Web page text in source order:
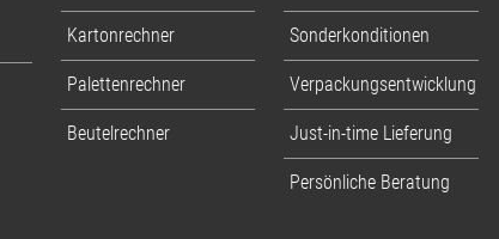
Päckchen M Paket 2 kg
Paket XS Paket XS
Päckchen Maxibrief Plus
4,4 ltr
Kartonrechner
Palettenrechner
Beutelrechner
Sonderkonditionen
Verpackungsentwicklung
Just-in-time Lieferung
Persönliche Beratung